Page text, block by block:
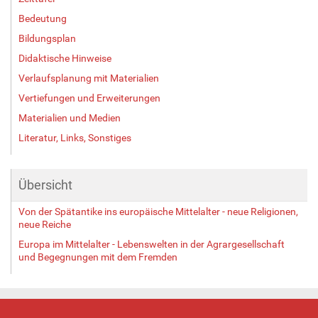
l
i
n
v
l
l
r
ö
ß
e
…
Bedeutung
Bildungsplan
Didaktische Hinweise
Verlaufsplanung mit Materialien
Vertiefungen und Erweiterungen
Materialien und Medien
Literatur, Links, Sonstiges
Übersicht
Von der Spätantike ins europäische Mittelalter - neue Religionen,
neue Reiche
Europa im Mittelalter - Lebenswelten in der Agrargesellschaft
und Begegnungen mit dem Fremden